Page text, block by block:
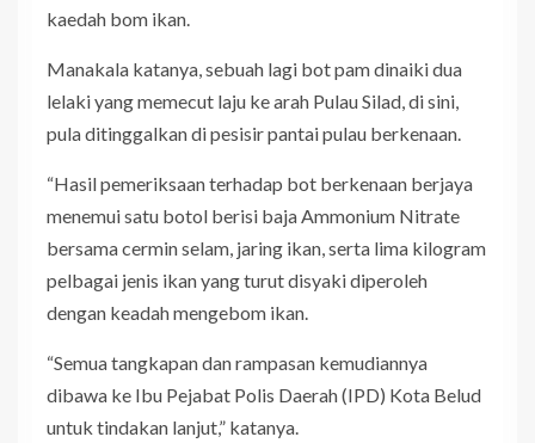
kaedah bom ikan.
Manakala katanya, sebuah lagi bot pam dinaiki dua
lelaki yang memecut laju ke arah Pulau Silad, di sini,
pula ditinggalkan di pesisir pantai pulau berkenaan.
“Hasil pemeriksaan terhadap bot berkenaan berjaya
menemui satu botol berisi baja Ammonium Nitrate
bersama cermin selam, jaring ikan, serta lima kilogram
pelbagai jenis ikan yang turut disyaki diperoleh
dengan keadah mengebom ikan.
“Semua tangkapan dan rampasan kemudiannya
dibawa ke Ibu Pejabat Polis Daerah (IPD) Kota Belud
untuk tindakan lanjut,” katanya.